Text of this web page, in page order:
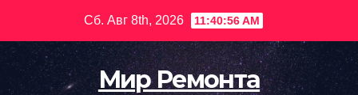
содержимому
Сб. Авг 8th, 2026 11:40:57 AM
Мир Ремонта